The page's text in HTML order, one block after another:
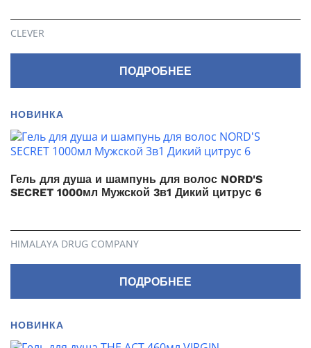
CLEVER
ПОДРОБНЕЕ
НОВИНКА
Гель для душа и шампунь для волос NORD'S
SECRET 1000мл Мужской 3в1 Дикий цитрус 6
HIMALAYA DRUG COMPANY
ПОДРОБНЕЕ
НОВИНКА